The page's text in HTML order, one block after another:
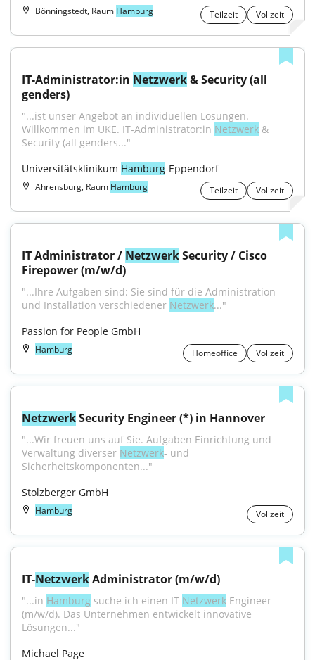
Bönningstedt, Raum Hamburg Teilzeit Vollzeit
IT-Administrator:in Netzwerk & Security (all
genders)
"...ist unser Angebot an individuellen Lösungen.
Willkommen im UKE. IT-Administrator:in Netzwerk &
Security (all genders..."
Universitätsklinikum Hamburg-Eppendorf
Ahrensburg, Raum Hamburg Teilzeit Vollzeit
IT Administrator / Netzwerk Security / Cisco
Firepower (m/w/d)
"...Ihre Aufgaben sind: Sie sind für die Administration
und Installation verschiedener Netzwerk..."
Passion for People GmbH
Hamburg Homeoffice Vollzeit
Netzwerk Security Engineer (*) in Hannover
"...Wir freuen uns auf Sie. Aufgaben Einrichtung und
Verwaltung diverser Netzwerk- und
Sicherheitskomponenten..."
Stolzberger GmbH
Hamburg Vollzeit
IT-Netzwerk Administrator (m/w/d)
"...in Hamburg suche ich einen IT Netzwerk Engineer
(m/w/d). Das Unternehmen entwickelt innovative
Lösungen..."
Michael Page